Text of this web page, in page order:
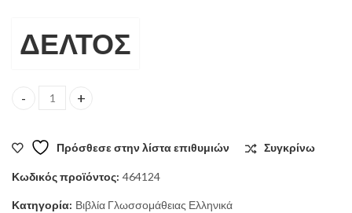
ΔΕΛΤΟΣ
ΕΠΙΚΟΙΝΩΝΗΣΤΕ ΕΛΛΗΝΙΚΑ 1Β ΑΣΚΗΣΕΙΣ quantity
Πρόσθεσε στην λίστα επιθυμιών Συγκρίνω
Κωδικός προϊόντος: 464124
Κατηγορία: Βιβλία Γλωσσομάθειας Ελληνικά